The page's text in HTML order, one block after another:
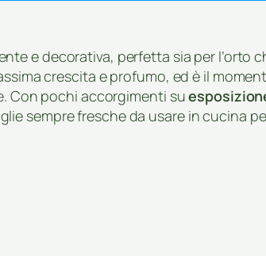
e decorativa, perfetta sia per l’orto
crescita e profumo, ed è il
Con pochi accorgimenti su
sempre fresche da usare in cucina